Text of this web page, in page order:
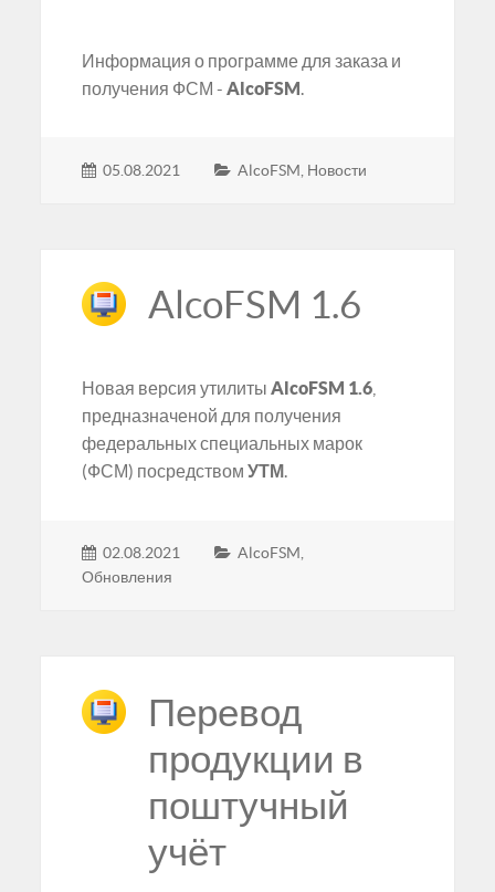
Информация о программе для заказа и
получения ФСМ -AlcoFSM.
05.08.2021 AlcoFSM Новости
AlcoFSM 1.6
Новая версия утилитыAlcoFSM 1.6
предназначеной для получения
федеральных специальных марок
(ФСМ) посредствомУТМ.
02.08.2021 AlcoFSM,
Обновления
Перевод
продукции в
поштучный
учёт